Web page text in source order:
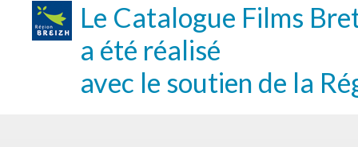
Le Catalogue Films
a été réalisé
avec le soutien de la